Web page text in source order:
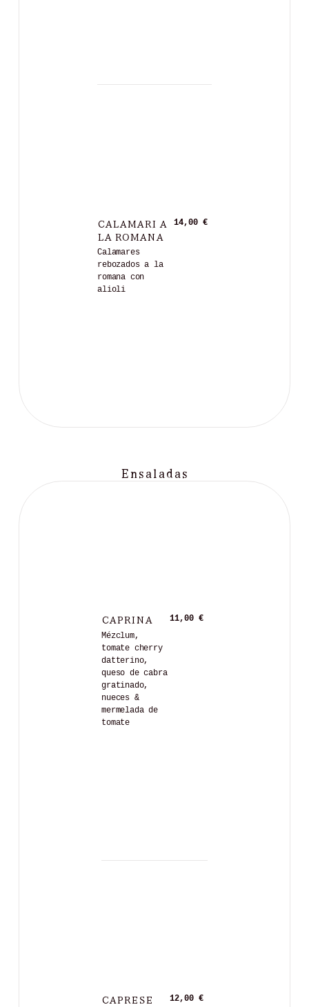
CALAMARI A
LA ROMANA
Calamares
rebozados a la
romana con
alioli
14,00 €
Ensaladas
CAPRINA
Mézclum,
tomate cherry
datterino,
queso de cabra
gratinado,
nueces &
mermelada de
tomate
11,00 €
CAPRESE 12,00 €